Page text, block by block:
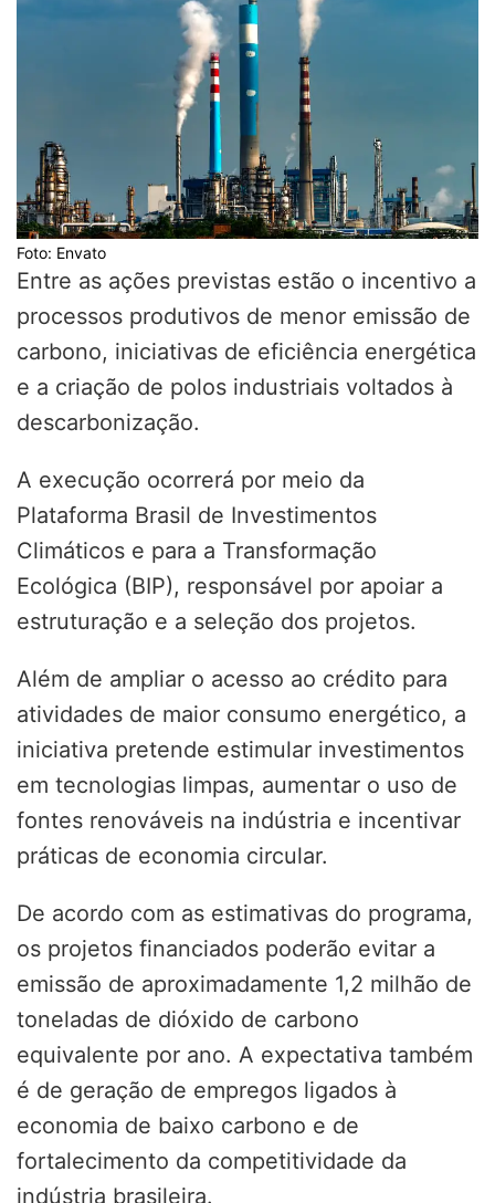
Foto: Envato
Entre as ações previstas estão o incentivo a
processos produtivos de menor emissão de
carbono, iniciativas de eficiência energética
e a criação de polos industriais voltados à
descarbonização.
A execução ocorrerá por meio da
Plataforma Brasil de Investimentos
Climáticos e para a Transformação
Ecológica (BIP), responsável por apoiar a
estruturação e a seleção dos projetos.
Além de ampliar o acesso ao crédito para
atividades de maior consumo energético, a
iniciativa pretende estimular investimentos
em tecnologias limpas, aumentar o uso de
fontes renováveis na indústria e incentivar
práticas de economia circular.
De acordo com as estimativas do programa,
os projetos financiados poderão evitar a
emissão de aproximadamente 1,2 milhão de
toneladas de dióxido de carbono
equivalente por ano. A expectativa também
é de geração de empregos ligados à
economia de baixo carbono e de
fortalecimento da competitividade da
indústria brasileira.